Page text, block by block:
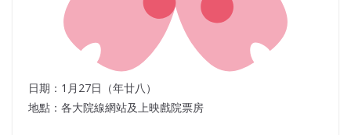
日期：1月27日（年廿八）
地點：各大院線網站及上映戲院票房